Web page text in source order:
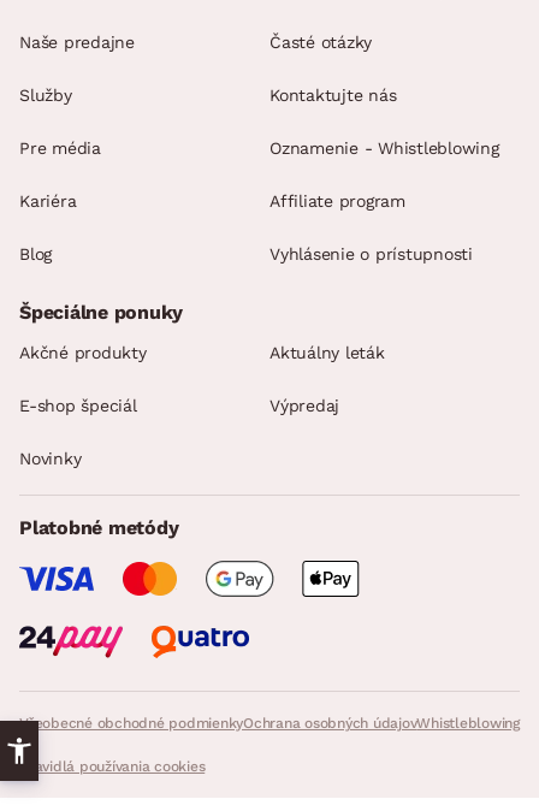
Naše predajne
Služby
Pre média
Kariéra
Blog
Časté otázky
Kontaktujte nás
Oznamenie - Whistleblowing
Affiliate program
Vyhlásenie o prístupnosti
Všeobecné obchodné podmienkyOchrana osobných údajovWhistleblowing
Pravidlá používania cookies
Špeciálne ponuky
Akčné produkty Aktuálny leták
E-shop špeciál Výpredaj
Novinky
Platobné metódy